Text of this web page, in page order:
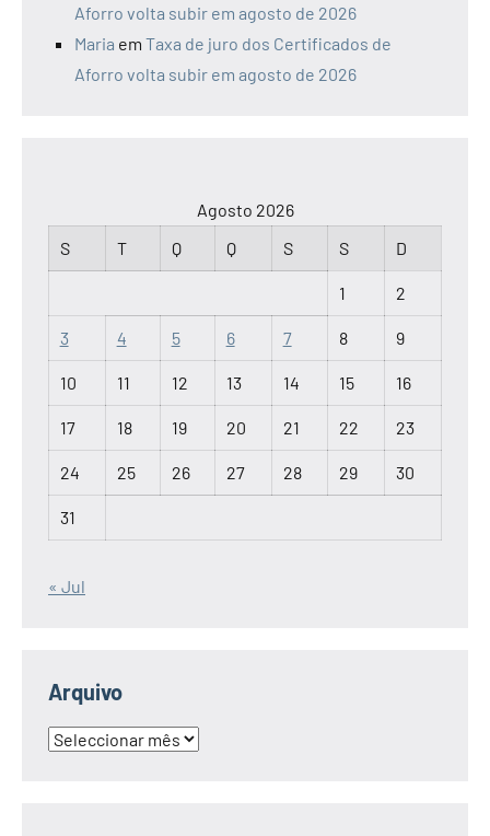
Aforro volta subir em agosto de 2026
Maria em Taxa de juro dos Certificados de
Aforro volta subir em agosto de 2026
Agosto 2026
S
T Q Q S S D
1 2
3 4 5 6 7 8 9
10 11 12 13 14 15 16
17 18 19 20 21 22 23
24 25 26 27 28 29 30
31
« Jul
Arquivo
Arquivo